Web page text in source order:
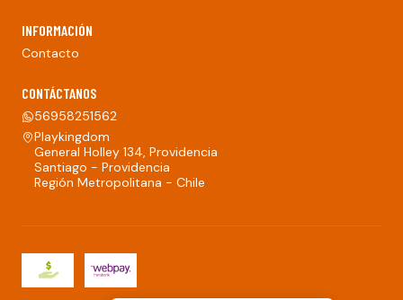
INFORMACIÓN
Contacto
CONTÁCTANOS
56958251562
Playkingdom
General Holley 134, Providencia
Santiago - Providencia
Región Metropolitana - Chile